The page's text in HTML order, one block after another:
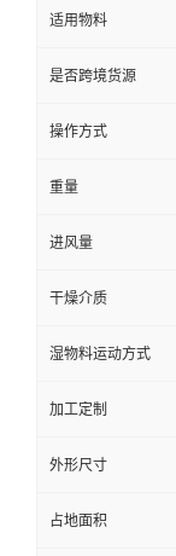
适用物料
是否跨境货源
操作方式
重量
进风量
干燥介质
湿物料运动方式
加工定制
外形尺寸
占地面积